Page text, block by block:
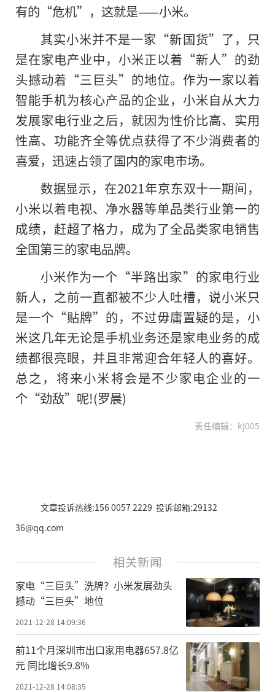
有的“危机”，这就是——小米。
其实小米并不是一家“新国货”了，只
是在家电产业中，小米正以着“新人”的劲
头撼动着“三巨头”的地位。作为一家以着
智能手机为核心产品的企业，小米自从大力
发展家电行业之后，就因为性价比高、实用
性高、功能齐全等优点获得了不少消费者的
喜爱，迅速占领了国内的家电市场。
数据显示，在2021年京东双十一期间，
小米以着电视、净水器等单品类行业第一的
成绩，赶超了格力，成为了全品类家电销售
全国第三的家电品牌。
小米作为一个“半路出家”的家电行业
新人，之前一直都被不少人吐槽，说小米只
是一个“贴牌”的，不过毋庸置疑的是，小
米这几年无论是手机业务还是家电业务的成
绩都很亮眼，并且非常迎合年轻人的喜好。
总之，将来小米将会是不少家电企业的一
个“劲敌”呢!(罗晨)
责任编辑：kj005
文章投诉热线:156 0057 2229 投诉邮箱:29132
36@qq.com
相关新闻
家电“三巨头”洗牌？小米发展劲头
撼动“三巨头”地位
2021-12-28 14:09:36
前11个月深圳市出口家用电器657.8亿
元 同比增长9.8%
2021-12-28 14:08:35